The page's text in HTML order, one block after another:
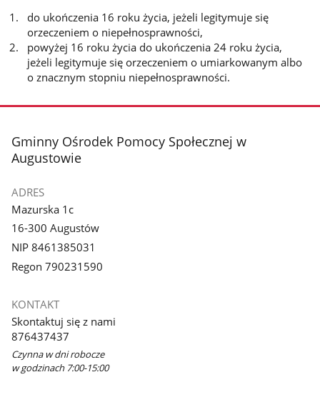
do ukończenia 16 roku życia, jeżeli legitymuje się
orzeczeniem o niepełnosprawności,
powyżej 16 roku życia do ukończenia 24 roku życia,
jeżeli legitymuje się orzeczeniem o umiarkowanym albo
o znacznym stopniu niepełnosprawności.
stopka
Gminny Ośrodek Pomocy Społecznej w
Augustowie
ADRES
Mazurska 1c
16-300 Augustów
NIP 8461385031
Regon 790231590
KONTAKT
Skontaktuj się z nami
876437437
Czynna w dni robocze
w godzinach 7:00-15:00